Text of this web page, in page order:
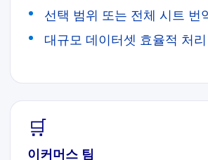
선택 범위 또는 전체 시트 번
대규모 데이터셋 효율적 처리
🛒
이커머스 팀